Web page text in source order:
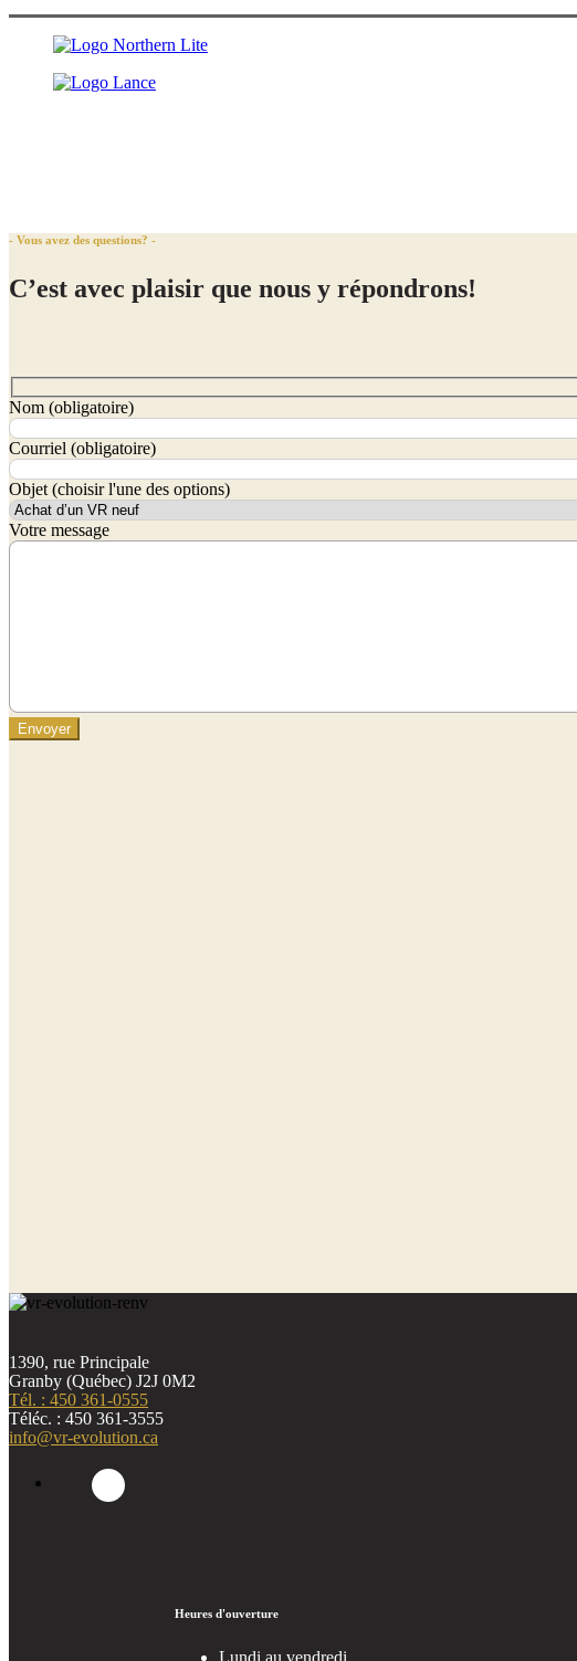
- Vous avez des questions? -
C’est avec plaisir que nous y répondrons!
Nom (obligatoire)
Courriel (obligatoire)
Objet (choisir l'une des options)
Votre message
1390, rue Principale
Granby (Québec) J2J 0M2
Tél. : 450 361-0555
Téléc. : 450 361-3555
info@vr-evolution.ca
Heures d'ouverture
Lundi au vendredi